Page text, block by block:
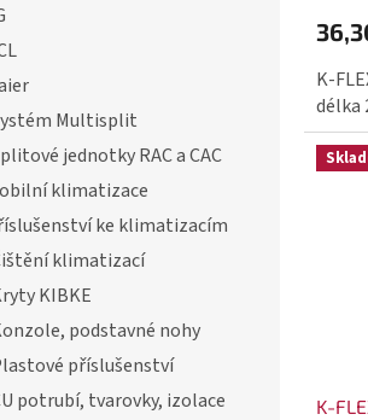
Multisplit
jednotky RAC a CAC
klimatizace
ke klimatizacím
klimatizací
KIBKE
podstavné nohy
příslušenství
potrubí, tvarovky, izolace
ů
K-
délka
K-